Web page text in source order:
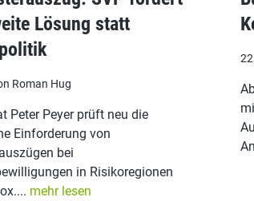
Lösung statt
Roman Hug
Peter Peyer prüft neu die
Einforderung von
bei
in Risikoregionen
mehr lesen